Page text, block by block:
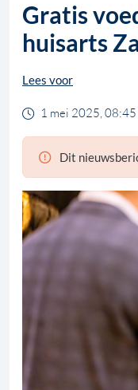
Gratis
huisarts
Lees voor
1 mei 2025, 08:45
Dit